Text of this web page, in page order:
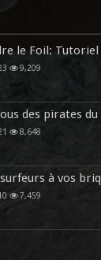
le Foil:
9,209
des pirates du
8,648
à vos
7,459